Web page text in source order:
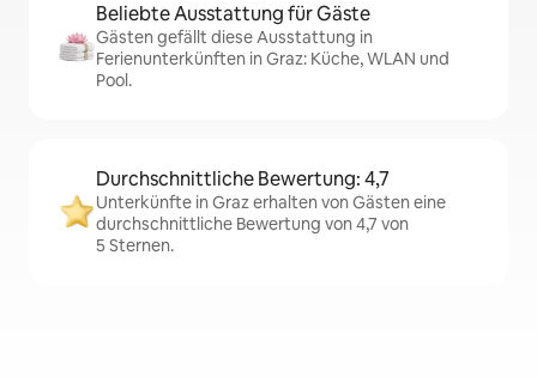
Beliebte Ausstattung für Gäste
Gästen gefällt diese Ausstattung in
Ferienunterkünften in Graz: Küche, WLAN und
Pool.
Durchschnittliche Bewertung: 4,7
Unterkünfte in Graz erhalten von Gästen eine
durchschnittliche Bewertung von 4,7 von
5 Sternen.